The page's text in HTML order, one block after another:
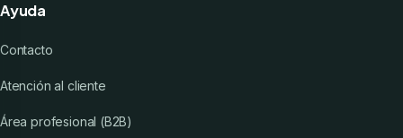
Ayuda
Contacto
Atención al cliente
Área profesional (B2B)